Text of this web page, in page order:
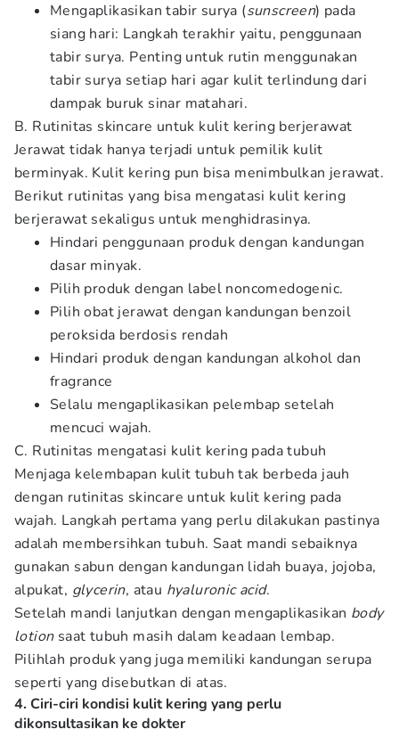
Mengaplikasikan tabir surya (sunscreen) pada
siang hari: Langkah terakhir yaitu, penggunaan
tabir surya. Penting untuk rutin menggunakan
tabir surya setiap hari agar kulit terlindung dari
dampak buruk sinar matahari.
B. Rutinitas skincare untuk kulit kering berjerawat
Jerawat tidak hanya terjadi untuk pemilik kulit
berminyak. Kulit kering pun bisa menimbulkan jerawat.
Berikut rutinitas yang bisa mengatasi kulit kering
berjerawat sekaligus untuk menghidrasinya.
Hindari penggunaan produk dengan kandungan
dasar minyak.
Pilih produk dengan label noncomedogenic.
Pilih obat jerawat dengan kandungan benzoil
peroksida berdosis rendah
Hindari produk dengan kandungan alkohol dan
fragrance
Selalu mengaplikasikan pelembap setelah
mencuci wajah.
C. Rutinitas mengatasi kulit kering pada tubuh
Menjaga kelembapan kulit tubuh tak berbeda jauh
dengan rutinitas skincare untuk kulit kering pada
wajah. Langkah pertama yang perlu dilakukan pastinya
adalah membersihkan tubuh. Saat mandi sebaiknya
gunakan sabun dengan kandungan lidah buaya, jojoba,
alpukat, glycerin, atau hyaluronic acid.
Setelah mandi lanjutkan dengan mengaplikasikan body
lotionsaat tubuh masih dalam keadaan lembap.
Pilihlah produk yang juga memiliki kandungan serupa
seperti yang disebutkan di atas.
4. Ciri-ciri kondisi kulit kering yang perlu
dikonsultasikan ke dokter